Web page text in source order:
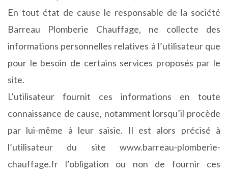
En tout état de cause le responsable de la société
Barreau Plomberie Chauffage, ne collecte des
informations personnelles relatives à l’utilisateur que
pour le besoin de certains services proposés par le
site.
L’utilisateur fournit ces informations en toute
connaissance de cause, notamment lorsqu’il procède
par lui-même à leur saisie. Il est alors précisé à
l’utilisateur du site www.barreau-plomberie-
chauffage.fr l’obligation ou non de fournir ces